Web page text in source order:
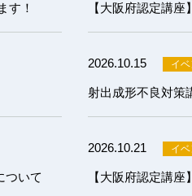
す！
ついて
2026.10.15
射出成形不良対
2026.10.21